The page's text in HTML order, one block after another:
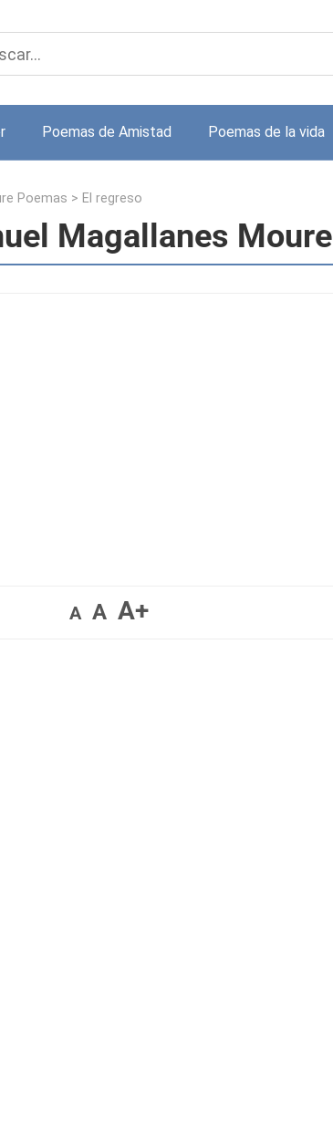
Poemas de Amistad Poemas de la vida
Poemas > El regreso
Magallanes Moure
A A A+